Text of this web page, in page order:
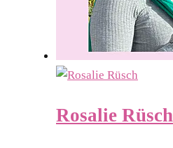
Rosalie Rüsch